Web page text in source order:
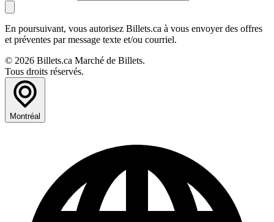
En poursuivant, vous autorisez Billets.ca à vous envoyer des offres
et préventes par message texte et/ou courriel.
© 2026 Billets.ca Marché de Billets.
Tous droits réservés.
Montréal